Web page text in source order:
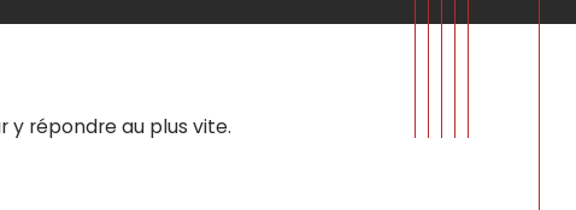
y répondre au plus vite.